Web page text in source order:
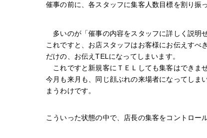
催事の前に、各スタッフに集客人数目標を割り振
多いのが「催事の内容をスタッフに詳しく説明
これですと、お店スタッフはお客様にお伝えす
だけの、お伝えTELになってしまいます。
これですと新規客にＴＥＬしても集客はできま
今月も来月も、同じ顔ぶれの来場者になってしま
まうわけです。
こういった状態の中で、店長の集客をコントロー